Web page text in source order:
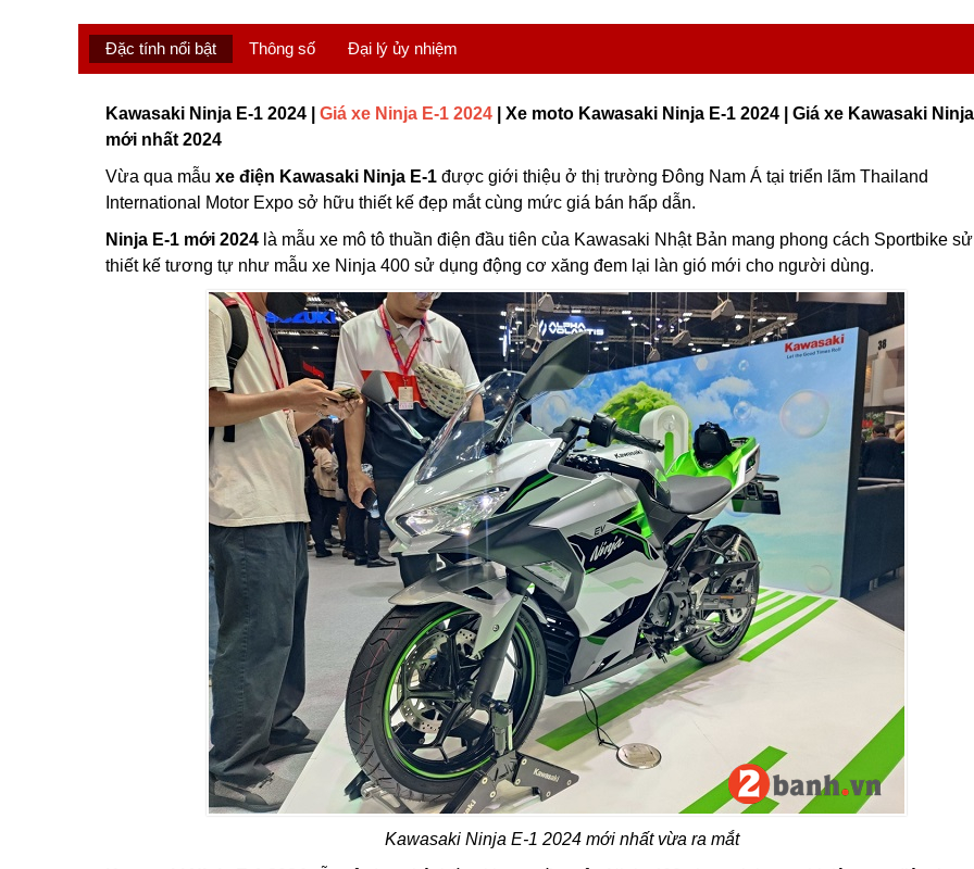
Đặc tính nổi bật Thông số Đại lý ủy nhiệm
Kawasaki Ninja E-1 2024 | Giá xe Ninja E-1 2024 | Xe moto Kawasaki Ninja E-1 2024 | Giá xe Kawasaki
mới nhất 2024
Vừa qua mẫu xe điện Kawasaki Ninja E-1 được giới thiệu ở thị trường Đông Nam Á tại triển lãm Thailand
International Motor Expo sở hữu thiết kế đẹp mắt cùng mức giá bán hấp dẫn.
Ninja E-1 mới 2024 là mẫu xe mô tô thuần điện đầu tiên của Kawasaki Nhật Bản mang phong cách Sportbike
thiết kế tương tự như mẫu xe Ninja 400 sử dụng động cơ xăng đem lại làn gió mới cho người dùng.
Kawasaki Ninja E-1 2024 mới nhất vừa ra mắt